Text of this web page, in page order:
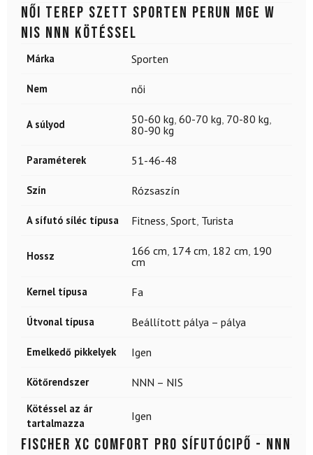
Női terep szett SPORTEN Perun MgE W
NIS NNN kötéssel
Márka Sporten
Nem női
A súlyod 50-60 kg 60-70 kg 70-80 kg
80-90 kg
Paraméterek 51-46-48
Szín Rózsaszín
A sífutó síléc típusa Fitness Sport Turista
Hossz 166 cm 174 cm 182 cm 190
cm
Kernel típusa Fa
Útvonal típusa Beállított pálya – pálya
Emelkedő pikkelyek Igen
Kötőrendszer NNN – NIS
Kötéssel az ár
tartalmazza
Igen
FISCHER XC Comfort Pro sífutócipő - NNN